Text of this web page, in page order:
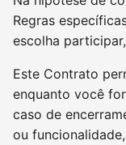
Regras
escolha
Este Contrato
enquanto você
caso de
ou